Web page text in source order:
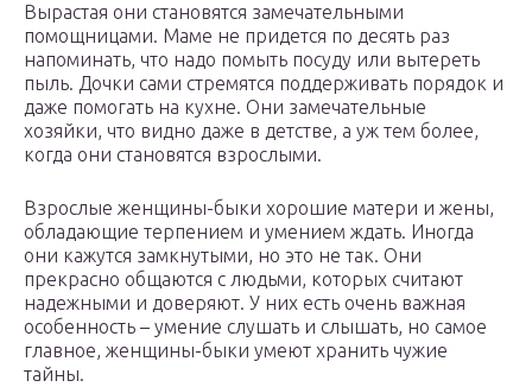
Вырастая они становятся замечательными
помощницами. Маме не придется по десять раз
напоминать, что надо помыть посуду или вытереть
пыль. Дочки сами стремятся поддерживать порядок и
даже помогать на кухне. Они замечательные
хозяйки, что видно даже в детстве, а уж тем более,
когда они становятся взрослыми.
Взрослые женщины-быки хорошие матери и жены,
обладающие терпением и умением ждать. Иногда
они кажутся замкнутыми, но это не так. Они
прекрасно общаются с людьми, которых считают
надежными и доверяют. У них есть очень важная
особенность – умение слушать и слышать, но самое
главное, женщины-быки умеют хранить чужие
тайны.